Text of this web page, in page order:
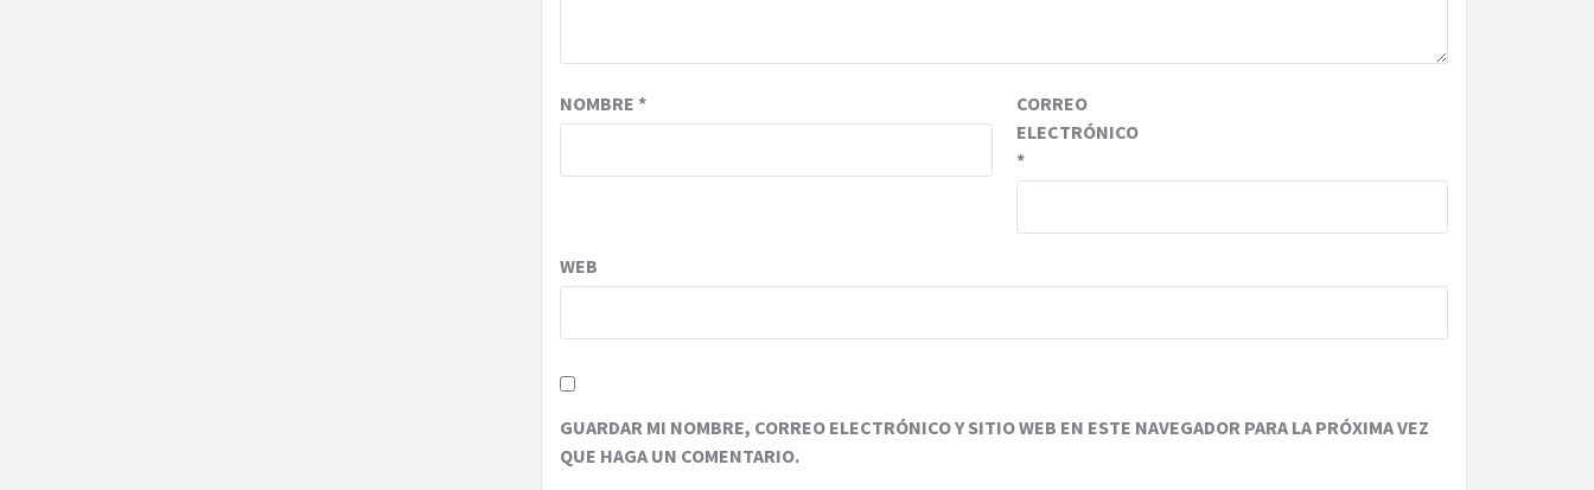
NOMBRE *
CORREO
ELECTRÓNICO
*
WEB
GUARDAR MI NOMBRE, CORREO ELECTRÓNICO Y SITIO WEB EN ESTE NAVEGADOR PARA LA PRÓXIMA VEZ
QUE HAGA UN COMENTARIO.